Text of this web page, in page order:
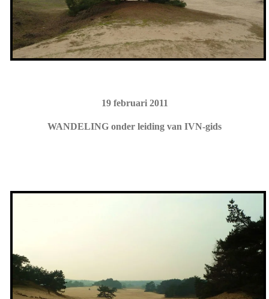
19 februari 2011
WANDELING onder leiding van IVN-gids